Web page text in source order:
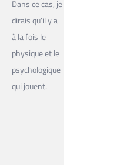
Dans ce cas, je
dirais qu’il y a
à la fois le
physique et le
psychologique
qui jouent.